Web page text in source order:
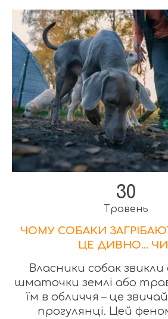
30
Травень
ЧОМУ СОБАКИ
ЦЕ ДИВНО… ЧИ
Власники собак
шматочки землі або
їм в обличчя – це
прогулянці. Цей